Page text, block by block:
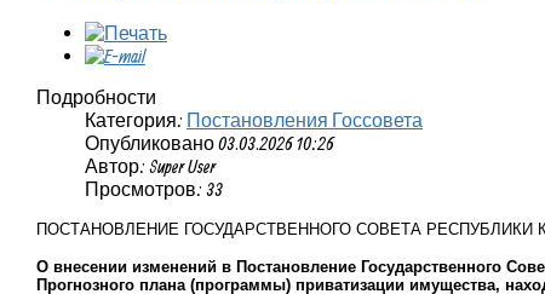
Подробности
Категория: Постановления Госсовета
Опубликовано 03.03.2026 10:26
Автор: Super User
Просмотров: 33
ПОСТАНОВЛЕНИЕ ГОСУДАРСТВЕННОГО СОВЕТА РЕСПУБЛИКИ
О внесении изменений в Постановление Государственного
Прогнозного плана (программы) приватизации имущества,